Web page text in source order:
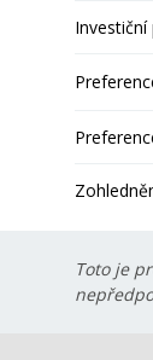
Investiční
Toto je